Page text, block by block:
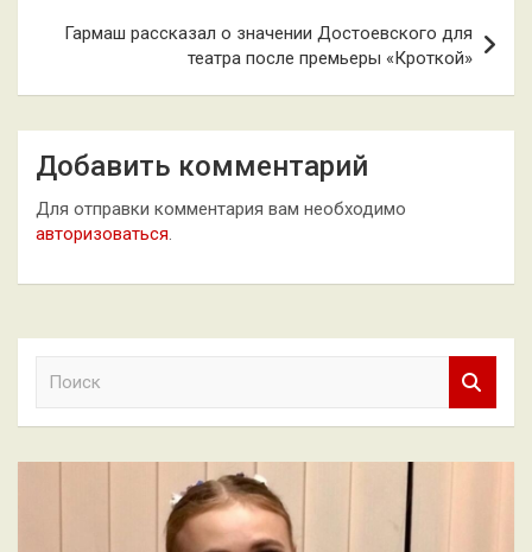
записям
Гармаш рассказал о значении Достоевского для
театра после премьеры «Кроткой»
Добавить комментарий
Для отправки комментария вам необходимо
авторизоваться.
к